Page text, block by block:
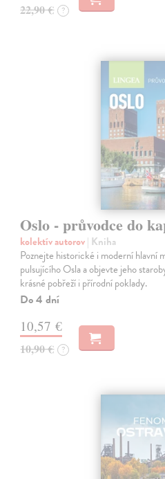
22,90 € ?
Oslo - průvodce do
kolektív autorov| Kniha
Poznejte historické i moderní hlavní
pulsujícího Osla a objevte jeho
krásné pobřeží i přírodní poklady.
Do 4 dní
10,57 €
10,90 € ?